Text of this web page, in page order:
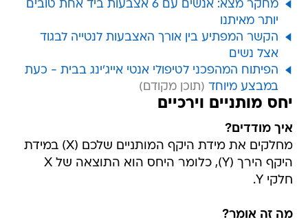
מחקר מצא: אנשים עם 6 אצבעות ביד אחת טובים
יותר מאיתנו
הקשר המפתיע בין אורך האצבעות לנטייה לבגוד
אצל נשים
הפיתוח המהפכני לטיפולי אנטי אייג'ינג בבית - כעת
במבצע מיוחד
יחס מותניים וירכיים
איך מודדים?
מחלקים את מידת היקף המותניים שלכם (X) במידת
היקף הירך (Y), כלומר היחס הוא התוצאה של X
חלקי Y.
מה זה אומר?